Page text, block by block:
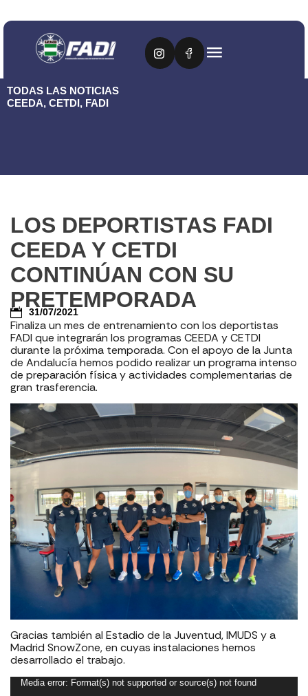
TODAS LAS NOTICIAS
CEEDA, CETDI, FADI
LOS DEPORTISTAS FADI
CEEDA Y CETDI
CONTINÚAN CON SU
PRETEMPORADA
31/07/2021
Finaliza un mes de entrenamiento con los deportistas
FADI que integrarán los programas CEEDA y CETDI
durante la próxima temporada. Con el apoyo de la Junta
de Andalucía hemos podido realizar un programa intenso
de preparación física y actividades complementarias de
gran trasferencia.
Gracias también al Estadio de la Juventud, IMUDS y a
Madrid SnowZone, en cuyas instalaciones hemos
desarrollado el trabajo.
Reproductor
Media error: Format(s) not supported or source(s) not found